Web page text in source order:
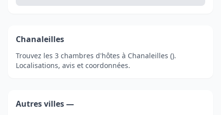
Chanaleilles
Trouvez les 3 chambres d'hôtes à Chanaleilles ().
Localisations, avis et coordonnées.
Autres villes —